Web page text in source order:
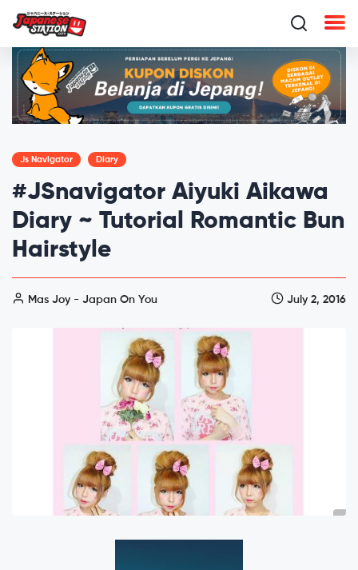
Js Navigator Diary
#JSnavigator Aiyuki Aikawa
Diary ~ Tutorial Romantic Bun
Hairstyle
Mas Joy - Japan On You July 2, 2016